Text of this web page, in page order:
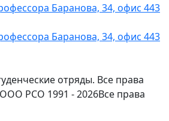
Баранова, 34, офис 443
Баранова, 34, офис 443
отряды. Все права
РСО 1991 - 2026Все права